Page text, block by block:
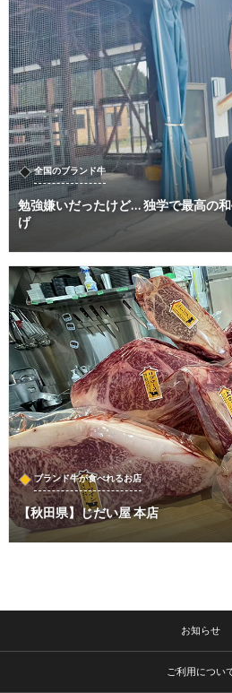
全国のブランド牛
勉強嫌いだったけど… 独学で最高の
げ
ブランド牛が食べれるお店
【秋田県】じだい屋 本店
お知らせ
ご利用につい